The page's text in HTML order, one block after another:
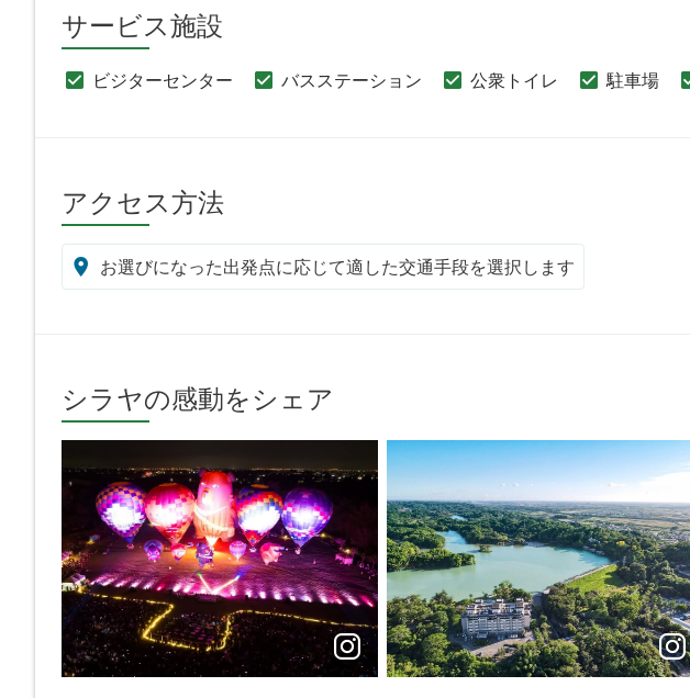
サービス施設
ビジターセンター バスステーション 公衆トイレ 駐車場
アクセス方法
お選びになった出発点に応じて適した交通手段を選択します
シラヤの感動をシェア